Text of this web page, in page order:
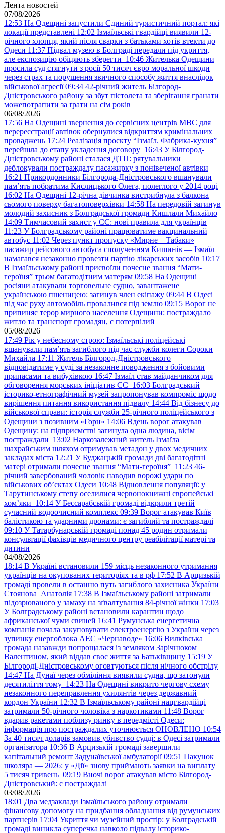
Лента новостей
07/08/2026
12:53 На Одещині запустили Єдиний туристичний портал: які
локації представлені 12:02 Ізмаїльські гвардійці виявили 12-
річного хлопця, який після сварки з батьками хотів втекти до
Одеси 11:37 Підвал музею в Болграді передали під укриття,
але експозицію обіцяють зберегти 10:46 Жителька Одещини
просила суд стягнути з росії 50 тисяч євро моральної шкоди
через страх та порушення звичного способу життя внаслідок
військової агресії 09:34 42-річний житель Білгород-
Дністровського району за збут пістолета та зберігання гранати
можепотрапити за ґрати на сім років
06/08/2026
17:56 На Одещині звернення до сервісних центрів МВС для
перереєстрації автівок обернулися відкриттям кримінальних
проваджень 17:24 Реалізація проєкту “Ізмаїл. Фабрика-кухня”
перейшла до етапу укладення договору 16:43 У Білгород-
Дністровському районі сталася ДТП: рятувальники
деблокували постраждалу пасажирку з понівеченої автівки
16:21 Прикордонники Білгорода-Дністровського вшанували
пам’ять побратима Кислицького Олега, полеглого у 2014 році
16:02 На Одещині 12-річна дівчинка вистрибнула з балкона
сьомого поверху багатоповерхівки 14:58 На передовій загинув
молодий захисник з Болградської громади Кишлали Михайло
14:09 Тимчасовий захист у ЄС: нові правила для українців
11:23 У Болградському районі працюватиме вакцинальний
автобус 11:02 Через пункт пропуску «Мирне – Табаки»
пасажир рейсового автобуса сполученням Кишинів — Ізмаїл
намагався незаконно провезти партію лікарських засобів 10:17
В Ізмаїльському районі присвоїли почесне звання “Мати-
героїня” трьом багатодітним матерям 09:58 На Одещині
росіяни атакували торговельне судно, завантажене
українською пшеницею: загинув член екіпажу 09:44 В Одесі
під час руху автомобіль провалився під землю 09:15 Ворог не
припиняє терор мирного населення Одещини: постраждало
житло та транспорт громадян, є потерпілий
05/08/2026
17:49 Рік у небесному строю: Ізмаїльські поліцейські
вшанували пам’ять загиблого під час служби колеги Сороки
Михайла 17:11 Житель Білгород-Дністровського
відповідатиме у суді за незаконне поводження з бойовими
припасами та вибухівкою 16:47 Ізмаїл став майданчиком для
обговорення морських ініціатив ЄС 16:03 Болградський
історико-етнографічний музей запропонував компроміс щодо
вирішення питання використання підвалу 14:44 Від бізнесу до
військової справи: історія служби 25-річного поліцейського з
Одещини з позивним «Горн» 14:06 Вдень ворог атакував
Одещину: на підприємстві загинула одна людина, вісім
постраждали 13:02 Наркозалежний житель Ізмаїла
шахрайським шляхом отримував метадон у двох медичних
закладах міста 12:21 У Буджацькій громади дві багатодітні
матері отримали почесне звання “Мати-героїня” 11:23 46-
річний завербований чоловік наводив ворожі удари по
військових обʼєктах Одеси 10:48 Відновлення популяції: у
Тарутинському степу оселилися червонокнижні європейські
хом’яки 10:14 У Бессарабській громаді відкрили третій
сучасний водоочисний комплекс 09:39 Ворог атакував Київ
балістикою та ударними дронами: є загиблий та постраждалі
09:10 У Татарбунарській громаді понад 45 родин отримали
консультації фахівців медичного центру реабілітації матері та
дитини
04/08/2026
18:14 В Україні встановили 159 місць незаконного утримання
українців на окупованих територіях та в рф 17:52 В Арцизькій
громаді провели в останню путь загиблого захисника України
Стоянова Анатолія 17:38 В Ізмаїльському районі затримали
підозрюваного у замаху на зґвалтування 84-річної жінки 17:03
У Болградському районі встановили карантин щодо
африканської чуми свиней 16:41 Румунська енергетична
компанія почала закуповувати електроенергію з України через
зупинку енергоблока АЕС «Чернаводе» 16:06 Вилківська
громада назавжди попрощалася із земляком Зарічнюком
Валентином, який віддав своє життя за Батьківщину 15:19 У
Білгороді-Дністровському оговтуються після нічного обстрілу
14:47 На Дунаї через обміління виявили судна, що затонули
десятиліття тому 14:23 На Одещині викрито чергову схему
незаконного переправлення ухилянтів через державний
кордон України 12:32 В Ізмаїльському районі нацгвардійці
затримали 50-річного чоловіка з наркотиками 11:48 Ворог
вдарив ракетами поблизу ринку в передмісті Одеси:
інформація про постраждалих уточнюється ОНОВЛЕНО 10:54
За 40 тисяч доларів замовив убивство судді: в Одесі затримали
організатора 10:36 В Арцизькій громаді завершили
капітальний ремонт Задунаївської амбулаторії 09:51 Пакунок
школяра — 2026: у «Дії» знову приймають заявки на виплату
5 тисяч гривень 09:19 Вночі ворог атакував місто Білгород-
Дністровський: є постраждалі
03/08/2026
18:01 Два медзаклади Ізмаїльського району отримали
фінансову допомогу на придбання обладнання від румунських
партнерів 17:04 Укриття чи музейний простір: у Болградській
громаді виникла суперечка навколо підвалу історико-